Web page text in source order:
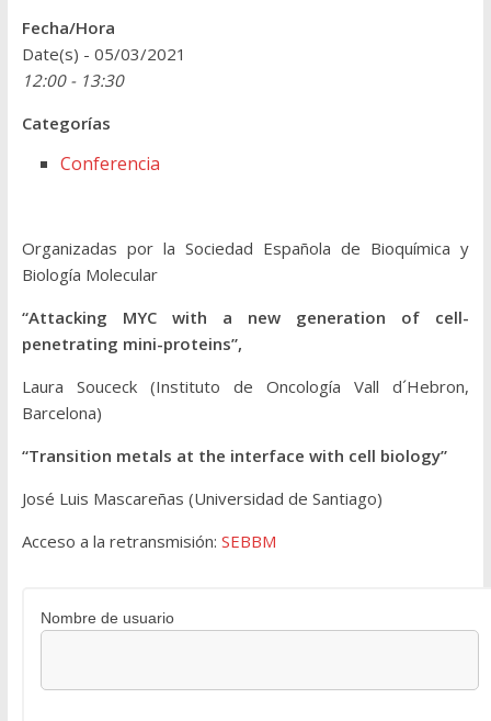
Fecha/Hora
Date(s) - 05/03/2021
12:00 - 13:30
Categorías
Conferencia
Organizadas por la Sociedad Española de Bioquímica y
Biología Molecular
“Attacking MYC with a new generation of cell-
penetrating mini-proteins”,
Laura Souceck (Instituto de Oncología Vall d´Hebron,
Barcelona)
“Transition metals at the interface with cell biology”
José Luis Mascareñas (Universidad de Santiago)
Acceso a la retransmisión: SEBBM
Nombre de usuario